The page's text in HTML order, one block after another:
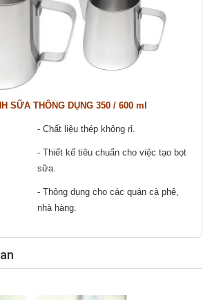
SỮA THÔNG DỤNG 350 / 600 ml
- Chất liệu thép không rỉ.
- Thiết kế tiêu chuẩn cho việc tạo bọt
sữa.
- Thông dụng cho các quán cà phê,
nhà hàng.